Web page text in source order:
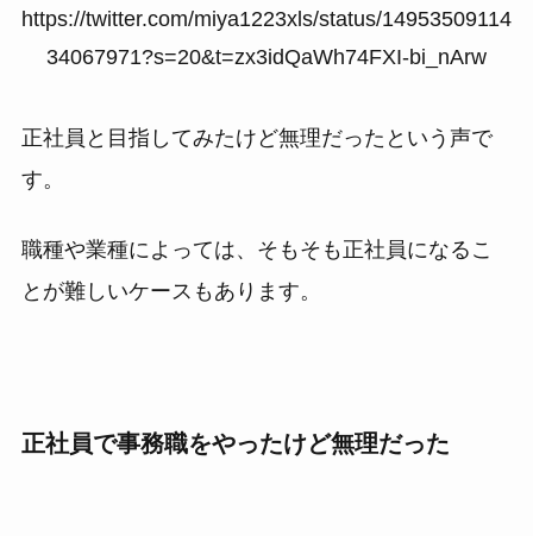
https://twitter.com/miya1223xls/status/14953509114
34067971?s=20&t=zx3idQaWh74FXI-bi_nArw
正社員と目指してみたけど無理だったという声で
す。
職種や業種によっては、そもそも正社員になるこ
とが難しいケースもあります。
正社員で事務職をやったけど無理だった